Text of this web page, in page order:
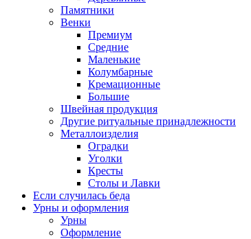
Памятники
Венки
Премиум
Средние
Маленькие
Колумбарные
Кремационные
Большие
Швейная продукция
Другие ритуальные принадлежности
Металлоизделия
Оградки
Уголки
Кресты
Столы и Лавки
Если случилась беда
Урны и оформления
Урны
Оформление